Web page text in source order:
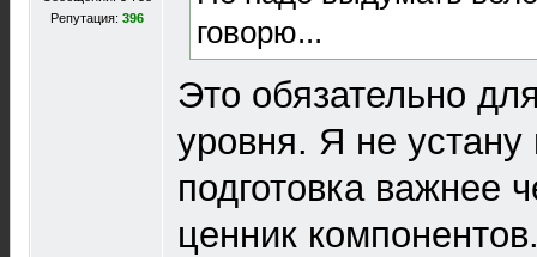
Репутация: 396
говорю...
Это обязательно
уровня. Я не устану
подготовка важнее
ценник